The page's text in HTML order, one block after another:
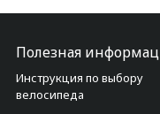
Полезная
Инструкция по выбору
велосипеда